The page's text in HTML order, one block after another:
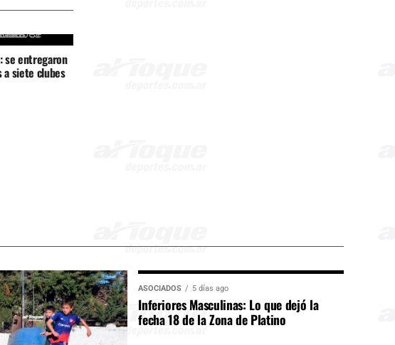
se entregaron
siete clubes
ASOCIADOS 5 días ago
Inferiores Masculinas: Lo que dejó la
fecha 18 de la Zona de Platino